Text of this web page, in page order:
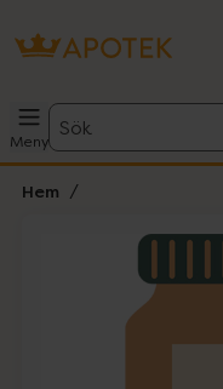
Meny
Sök
Hem
Lista: .